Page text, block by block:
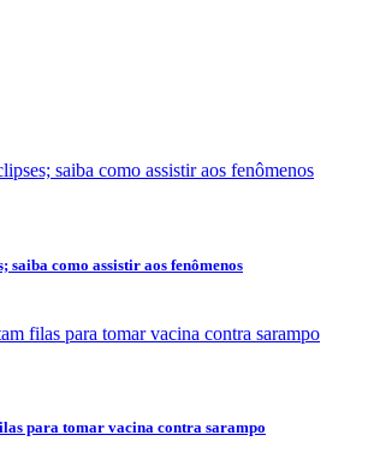
saiba como assistir aos fenômenos
para tomar vacina contra sarampo